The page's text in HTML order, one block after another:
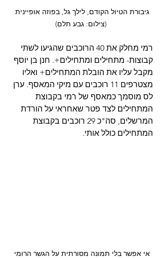
גיבורת הטיול הקודם, לילך גל, בפוזה אופיינית
(צילום: גבע תלם)
רמי מחלק את 40 הרוכבים שהגיעו לשתי
קבוצות- מתחילים ומתחילים+. חנן בן יוסף
מקבל עליו את הובלת המתחילים+ ואליו
מצטרפים 11 רוכבים עם מיקי המאסף. ערן
לס מוסמך כמאסף של רמי בקבוצת
המתחילים לצד פטר שאחראי על הורדת
המרשלים, סה"כ 29 רוכבים בקבוצת
המתחילים כולל אותי.
אי אפשר בלי תמונה מסורתית על הגשר הרומי